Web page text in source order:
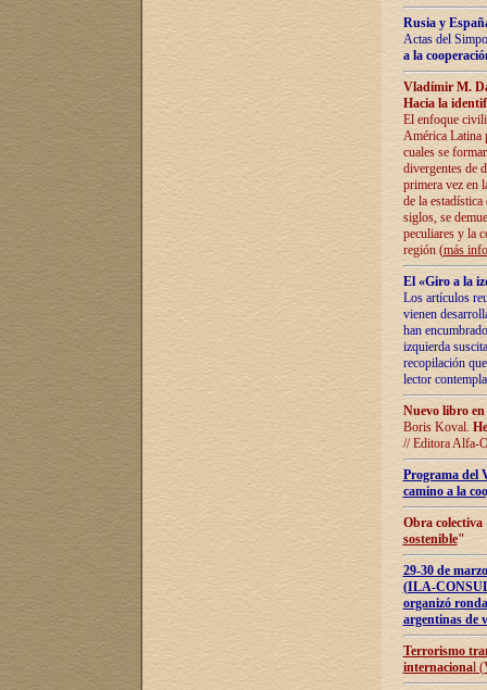
Rusia y
Actas del
a la
Vladímir M.
Hacia la
El enfoque
América Latina
cuales se
divergentes de
primera vez en
de la
siglos, se
peculiares y la
región (más
El «Giro a la
Los artículos
vienen
han
izquierda
recopilación
lector
Nuevo libro
Boris Koval.
// Editora Alfa-
Programa del
camino a la
Obra
sostenible"
29-30 de
(ILA-
organizó
argentinas de
Terrorismo
internacional